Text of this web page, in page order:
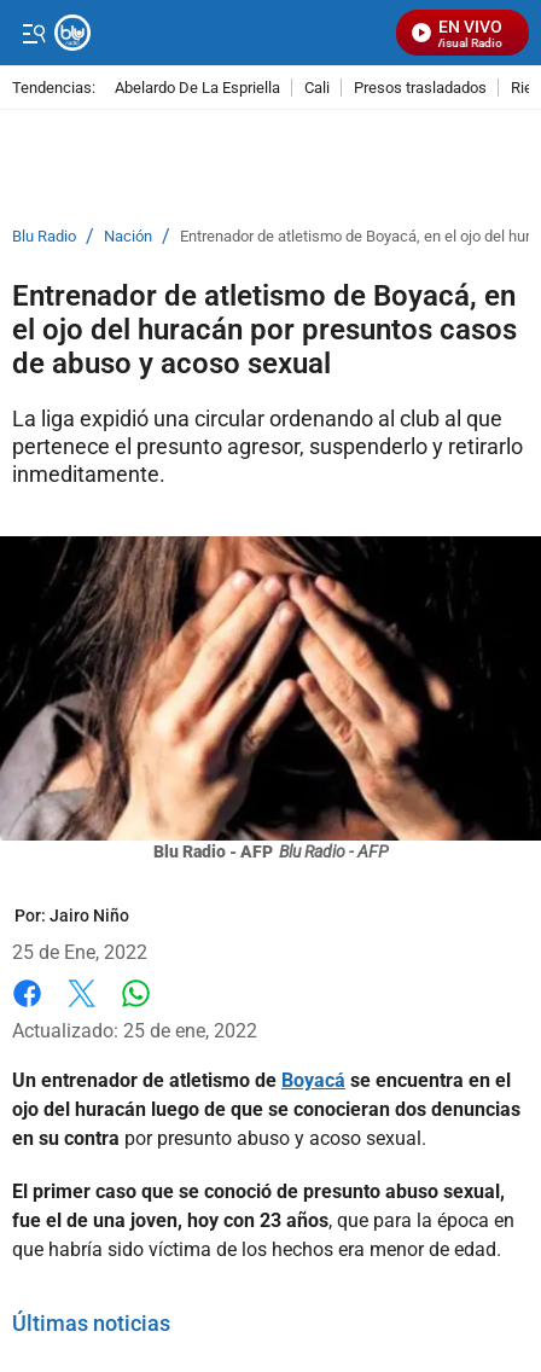
EN VIVO
Señal Visual Radio
Tendencias: Abelardo De La Espriella Cali Presos trasladados
Blu Radio / Nación / Entrenador de atletismo de Boyacá, en el ojo del
Entrenador de atletismo de Boyacá, en
el ojo del huracán por presuntos casos
de abuso y acoso sexual
La liga expidió una circular ordenando al club al que
pertenece el presunto agresor, suspenderlo y retirarlo
inmeditamente.
Blu Radio - AFP Blu Radio - AFP
Por: Jairo Niño
25 de Ene, 2022
Facebook
X
Actualizado: 25 de ene, 2022
Un entrenador de atletismo de Boyacá se encuentra en el
ojo del huracán luego de que se conocieran dos denuncias
en su contra por presunto abuso y acoso sexual.
El primer caso que se conoció de presunto abuso sexual,
fue el de una joven, hoy con 23 años, que para la época en
que habría sido víctima de los hechos era menor de edad.
Últimas noticias